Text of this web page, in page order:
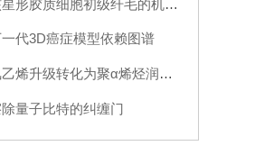
质细胞初级纤毛的机制与应激行为密切相关。
代3D癌症模型依赖图谱
烯升级转化为聚α烯烃润滑剂
量子比特的纠缠门